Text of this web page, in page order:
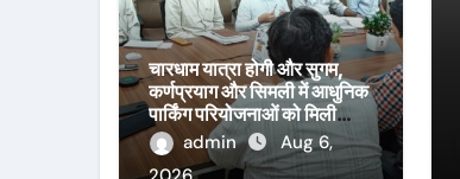
चारधाम यात्रा होगी और सुगम,
कर्णप्रयाग और सिमली में आधुनिक
पार्किंग परियोजनाओं को मिली
रफ्तारadmin
Aug 6,